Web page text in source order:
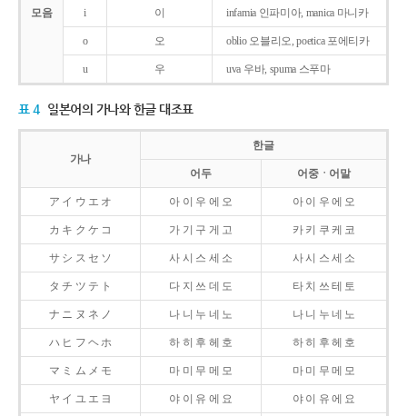
모음 i 이 infamia 인파미아, manica 마니카
o 오 oblio 오블리오, poetica 포에티카
u 우 uva 우바, spuma 스푸마
표 4 일본어의 가나와 한글 대조표
가나
한글
어두 어중ㆍ어말
ア イ ウ エ オ 아 이 우 에 오 아 이 우 에 오
カ キ ク ケ コ 가 기 구 게 고 카 키 쿠 케 코
サ シ ス セ ソ 사 시 스 세 소 사 시 스 세 소
タ チ ツ テ ト 다 지 쓰 데 도 타 치 쓰 테 토
ナ ニ ヌ ネ ノ 나 니 누 네 노 나 니 누 네 노
ハ ヒ フ ヘ ホ 하 히 후 헤 호 하 히 후 헤 호
マ ミ ム メ モ 마 미 무 메 모 마 미 무 메 모
ヤ イ ユ エ ヨ 야 이 유 에 요 야 이 유 에 요